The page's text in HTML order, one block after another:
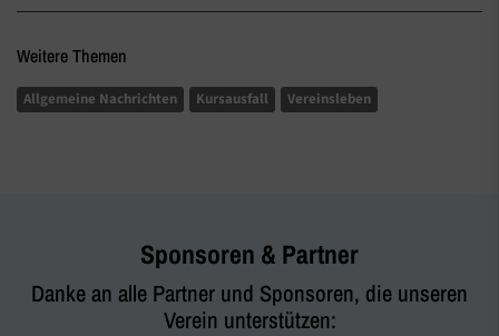
Weitere Themen
Allgemeine Nachrichten Kursausfall Vereinsleben
Sponsoren & Partner
Danke an alle Partner und Sponsoren, die unseren
Verein unterstützen: